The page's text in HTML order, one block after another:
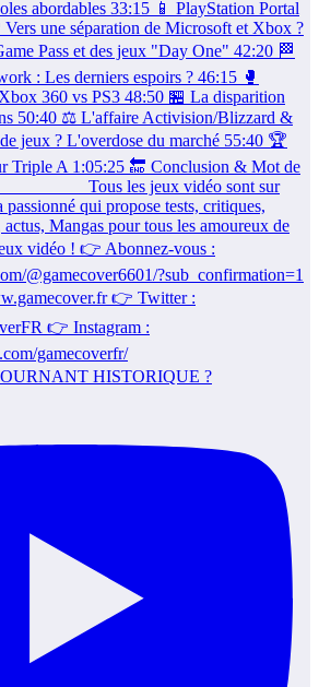
HISTORIQUE ?